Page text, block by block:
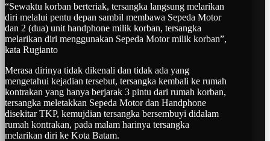
“Sewaktu korban berteriak, tersangka langsung melarikan
diri melalui pentu depan sambil membawa Sepeda Motor
dan 2 (dua) unit handphone milik korban, tersangka
melarikan diri menggunakan Sepeda Motor milik korban”,
kata Rugianto
Merasa dirinya tidak dikenali dan tidak ada yang
mengetahui kejadian tersebut, tersangka kembali ke rumah
kontrakan yang hanya berjarak 3 pintu dari rumah korban,
tersangka meletakkan Sepeda Motor dan Handphone
disekitar TKP, kemujdian tersangka bersembuyi didalam
rumah kontrakan, pada malam harinya tersangka
melarikan diri ke Kota Batam.